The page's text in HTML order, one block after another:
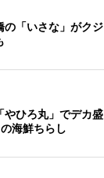
の「いさな」がク
やひろ丸」でデカ
海鮮ちらし